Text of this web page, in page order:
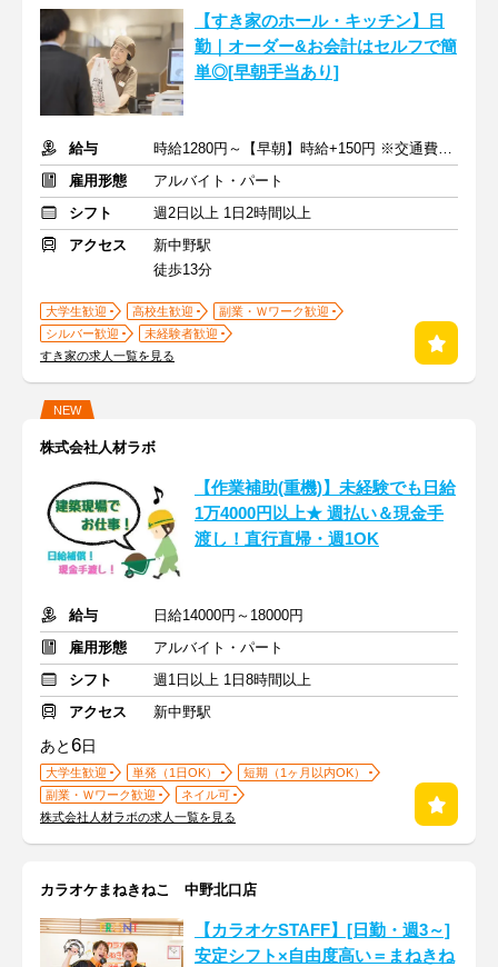
【すき家のホール・キッチン】日
勤｜オーダー&お会計はセルフで簡
単◎[早朝手当あり]
給与
時給1280円～【早朝】時給+150円 ※交通費支給
雇用形態
アルバイト・パート
シフト
週2日以上 1日2時間以上
アクセス
新中野駅
徒歩13分
大学生歓迎 高校生歓迎
副業・Ｗワーク歓迎
シルバー歓迎
未経験者歓迎
すき家の求人一覧を見る
NEW
株式会社人材ラボ
【作業補助(重機)】未経験でも日給
1万4000円以上★ 週払い＆現金手
渡し！直行直帰・週1OK
給与
日給14000円～18000円
雇用形態
アルバイト・パート
シフト
週1日以上 1日8時間以上
アクセス
新中野駅
あと6日
大学生歓迎 単発（1日OK）
短期（1ヶ月以内OK）
副業・Ｗワーク歓迎
ネイル可
株式会社人材ラボの求人一覧を見る
カラオケまねきねこ 中野北口店
【カラオケSTAFF】[日勤・週3～]
安定シフト×自由度高い＝まねきね